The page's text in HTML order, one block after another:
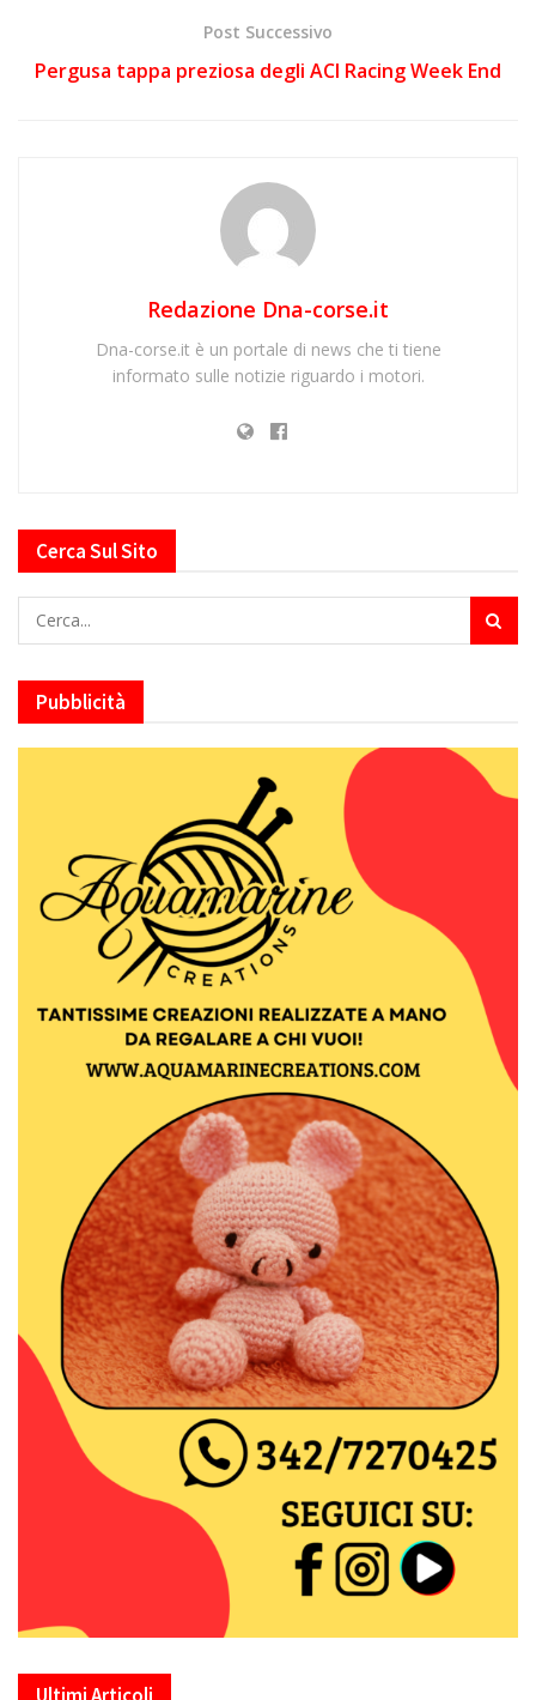
Post Successivo
Pergusa tappa preziosa degli ACI Racing Week End
Redazione Dna-corse.it
Dna-corse.it è un portale di news che ti tiene
informato sulle notizie riguardo i motori.
Cerca Sul Sito
Pubblicità